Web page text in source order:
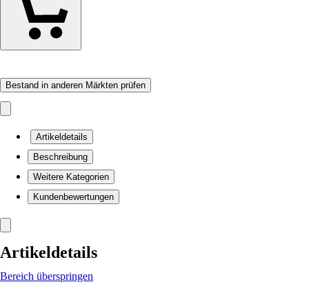
Bestand in anderen Märkten prüfen
Artikeldetails
Beschreibung
Weitere Kategorien
Kundenbewertungen
Artikeldetails
Bereich überspringen